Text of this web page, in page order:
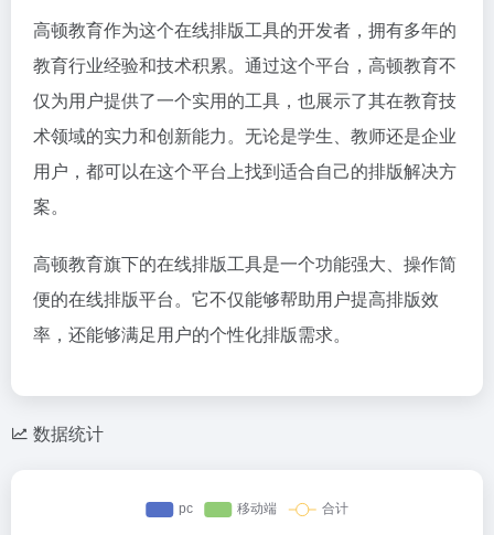
高顿教育作为这个在线排版工具的开发者，拥有多年的
教育行业经验和技术积累。通过这个平台，高顿教育不
仅为用户提供了一个实用的工具，也展示了其在教育技
术领域的实力和创新能力。无论是学生、教师还是企业
用户，都可以在这个平台上找到适合自己的排版解决方
案。
高顿教育旗下的在线排版工具是一个功能强大、操作简
便的在线排版平台。它不仅能够帮助用户提高排版效
率，还能够满足用户的个性化排版需求。
数据统计